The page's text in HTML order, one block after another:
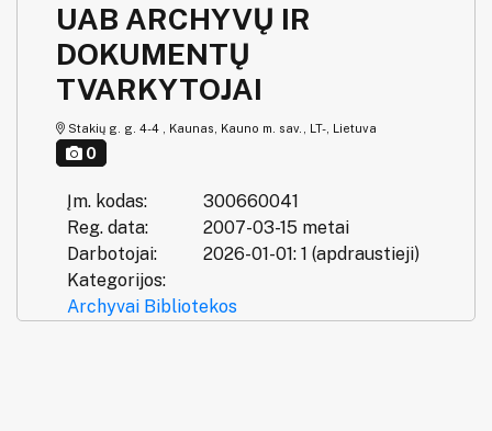
UAB ARCHYVŲ IR
DOKUMENTŲ
TVARKYTOJAI
Stakių g. g. 4-4 , Kaunas, Kauno m. sav., LT-, Lietuva
0
Įm. kodas:
300660041
Reg. data:
2007-03-15 metai
Darbotojai:
2026-01-01: 1 (apdraustieji)
Kategorijos:
Archyvai Bibliotekos